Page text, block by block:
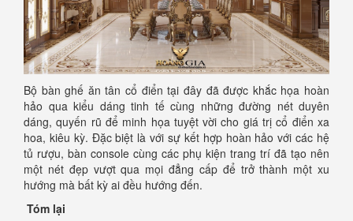
Bộ bàn ghế ăn tân cổ điển tại đây đã được khắc họa hoàn
hảo qua kiểu dáng tinh tế cùng những đường nét duyên
dáng, quyến rũ để minh họa tuyệt vời cho giá trị cổ điển xa
hoa, kiêu kỳ. Đặc biệt là với sự kết hợp hoàn hảo với các hệ
tủ rượu, bàn console cùng các phụ kiện trang trí đã tạo nên
một nét đẹp vượt qua mọi đẳng cấp để trở thành một xu
hướng mà bất kỳ ai đều hướng đến.
Tóm lại